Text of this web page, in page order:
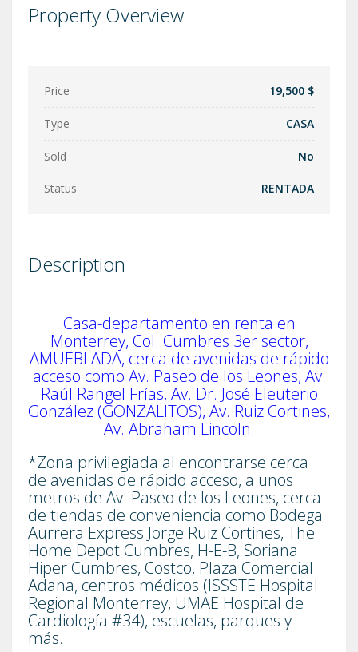
Property Overview
Price 19,500 $
Type CASA
Sold No
Status RENTADA
Description
Casa-departamento en renta en
Monterrey, Col. Cumbres 3er sector,
AMUEBLADA, cerca de avenidas de rápido
acceso como Av. Paseo de los Leones, Av.
Raúl Rangel Frías, Av. Dr. José Eleuterio
González (GONZALITOS), Av. Ruiz Cortines,
Av. Abraham Lincoln.
*Zona privilegiada al encontrarse cerca
de avenidas de rápido acceso, a unos
metros de Av. Paseo de los Leones, cerca
de tiendas de conveniencia como Bodega
Aurrera Express Jorge Ruiz Cortines, The
Home Depot Cumbres, H-E-B, Soriana
Hiper Cumbres, Costco, Plaza Comercial
Adana, centros médicos (ISSSTE Hospital
Regional Monterrey, UMAE Hospital de
Cardiología #34), escuelas, parques y
más.